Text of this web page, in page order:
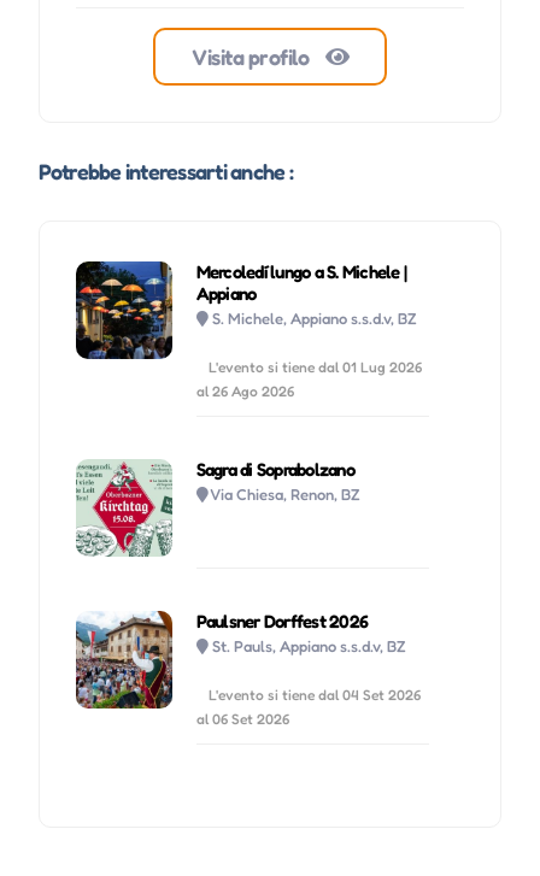
Visita profilo
Potrebbe interessarti anche :
Mercoledí lungo a S. Michele |
Appiano
S. Michele, Appiano s.s.d.v, BZ
L'evento si tiene dal 01 Lug 2026
al 26 Ago 2026
Sagra di Soprabolzano
Via Chiesa, Renon, BZ
Paulsner Dorffest 2026
St. Pauls, Appiano s.s.d.v, BZ
L'evento si tiene dal 04 Set 2026
al 06 Set 2026